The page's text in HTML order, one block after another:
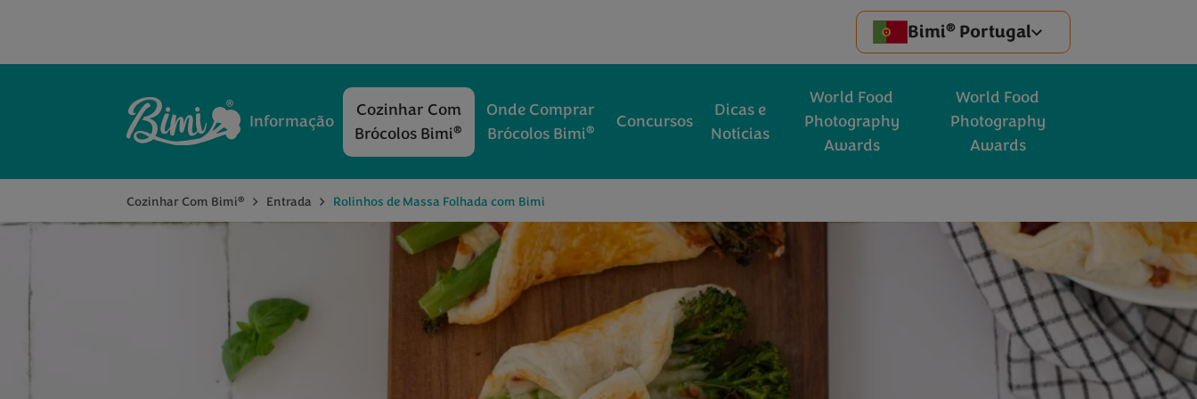
Bimi® Portugal
Informação
Cozinhar Com
Brócolos Bimi®
Onde Comprar
Brócolos Bimi® Concursos
Dicas e
Notícias
World Food
Photography
Awards
World Food
Photography
Awards
Cozinhar Com Bimi® Entrada Rolinhos de Massa Folhada com Bimi